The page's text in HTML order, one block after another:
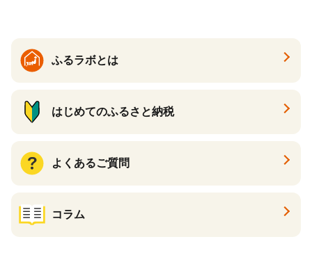
ふるラボとは
はじめてのふるさと納税
よくあるご質問
コラム